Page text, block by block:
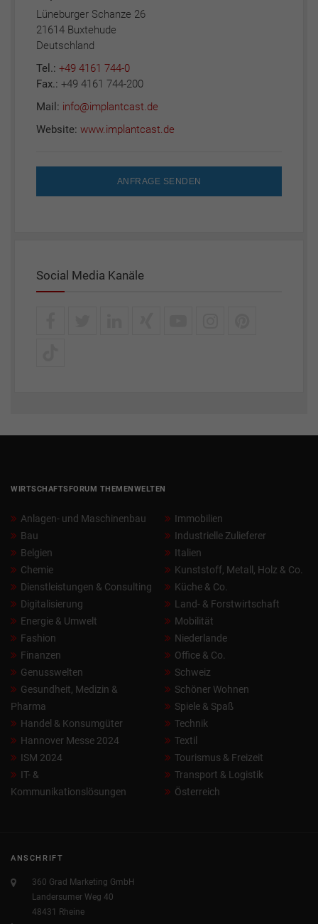
Lüneburger Schanze 26
21614 Buxtehude
Deutschland
Tel.: +49 4161 744-0
Fax.: +49 4161 744-200
Mail: info@implantcast.de
Website: www.implantcast.de
ANFRAGE SENDEN
Social Media Kanäle
WIRTSCHAFTSFORUM THEMENWELTEN
Anlagen- und Maschinenbau
Bau
Belgien
Chemie
Dienstleistungen & Consulting
Digitalisierung
Energie & Umwelt
Fashion
Finanzen
Genusswelten
Gesundheit, Medizin &
Pharma
Handel & Konsumgüter
Hannover Messe 2024
ISM 2024
IT- &
Kommunikationslösungen
Immobilien
Industrielle Zulieferer
Italien
Kunststoff, Metall, Holz & Co.
Küche & Co.
Land- & Forstwirtschaft
Mobilität
Niederlande
Office & Co.
Schweiz
Schöner Wohnen
Spiele & Spaß
Technik
Textil
Tourismus & Freizeit
Transport & Logistik
Österreich
ANSCHRIFT
360 Grad Marketing GmbH
Landersumer Weg 40
48431 Rheine